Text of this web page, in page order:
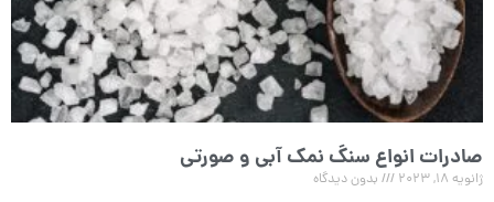
صادرات انواع سنگ نمک آبی و صورتی
ژانویه 18, 2023 بدون دیدگاه